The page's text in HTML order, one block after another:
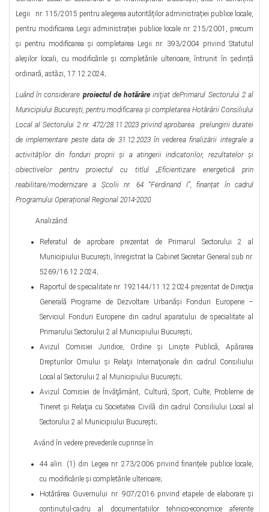
Legii nr. 115/2015 pentru alegerea autorităților administrației publice locale,
pentru modificarea Legii administrației publice locale nr. 215/2001, precum
și pentru modificarea şi completarea Legii nr. 393/2004 privind Statutul
aleșilor locali, cu modificările şi completările ulterioare, întrunit în ședință
ordinară, astăzi, 17.12.2024;
Luând în considerare proiectul de hotărâreiniţiat dePrimarul Sectorului 2 al
Municipiului Bucureşti, pentru modificarea şi completarea Hotărârii Consiliului
Local al Sectorului 2 nr. 472/28.11.2023 privind aprobarea prelungirii duratei
de implementare peste data de 31.12.2023 în vederea finalizării integrale a
activităţilor din fonduri proprii şi a atingerii indicatorilor, rezultatelor şi
obiectivelor pentru proiectul cu titlul „Eficientizare energetică prin
reabilitare/modernizare a Şcolii nr. 64 “Ferdinand I”, finanțat în cadrul
Programului Operațional Regional 2014-2020.
Analizând:
Referatul de aprobare prezentat de Primarul Sectorului 2 al
Municipiului Bucureşti, înregistrat la Cabinet Secretar General sub nr.
5269/16.12.2024;
Raportul de specialitate nr. 192144/11.12.2024 prezentat de Direcţia
Generală Programe de Dezvoltare Urbanăşi Fonduri Europene –
Serviciul Fonduri Europene din cadrul aparatului de specialitate al
Primarului Sectorului 2 al Municipiului București;
Avizul Comisiei Juridice, Ordine şi Linişte Publică, Apărarea
Drepturilor Omului şi Relaţii Internaţionale din cadrul Consiliului
Local al Sectorului 2 al Municipiului Bucureşti;
Avizul Comisiei de Învăţământ, Cultură, Sport, Culte, Probleme de
Tineret şi Relaţia cu Societatea Civilă din cadrul Consiliului Local al
Sectorului 2 al Municipiului București;
Având în vedere prevederile cuprinse în:
44 alin. (1) din Legea nr. 273/2006 privind finanțele publice locale,
cu modificările și completările ulterioare;
Hotărârea Guvernului nr. 907/2016 privind etapele de elaborare și
conținutul-cadru al documentațiilor tehnico-economice aferente